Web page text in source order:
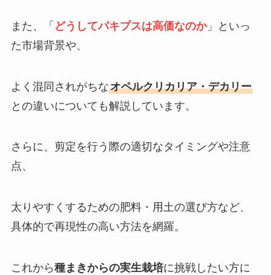
また、「 どうしてパキプスは高価なのか」といっ
た市場背景や、
よく混同されがちなオペルクリカリア・デカリー
との違いについても解説しています。
さらに、剪定を行う際の適切なタイミングや注意
点、
太りやすくするための肥料・用土の選び方など、
具体的で再現性の高い方法を網羅。
これから種まきからの実生栽培に挑戦したい方に